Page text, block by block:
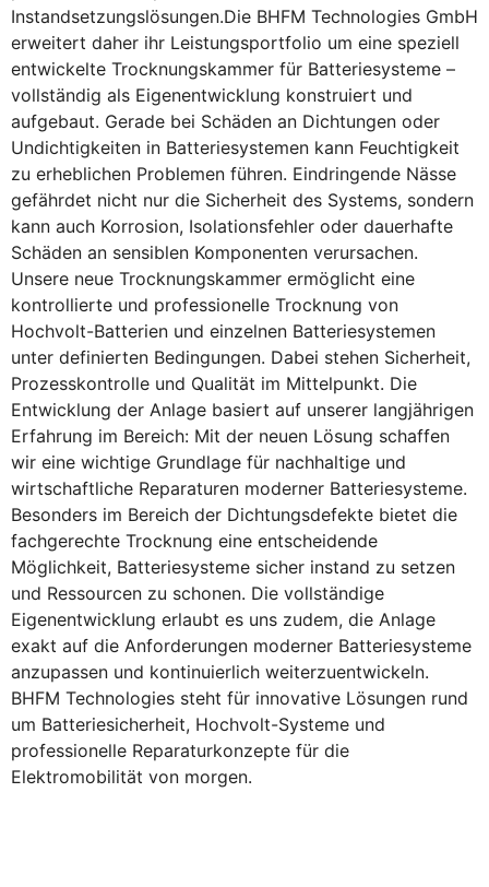
Instandsetzungslösungen.Die BHFM Technologies GmbH
erweitert daher ihr Leistungsportfolio um eine speziell
entwickelte Trocknungskammer für Batteriesysteme –
vollständig als Eigenentwicklung konstruiert und
aufgebaut. Gerade bei Schäden an Dichtungen oder
Undichtigkeiten in Batteriesystemen kann Feuchtigkeit
zu erheblichen Problemen führen. Eindringende Nässe
gefährdet nicht nur die Sicherheit des Systems, sondern
kann auch Korrosion, Isolationsfehler oder dauerhafte
Schäden an sensiblen Komponenten verursachen.
Unsere neue Trocknungskammer ermöglicht eine
kontrollierte und professionelle Trocknung von
Hochvolt-Batterien und einzelnen Batteriesystemen
unter definierten Bedingungen. Dabei stehen Sicherheit,
Prozesskontrolle und Qualität im Mittelpunkt. Die
Entwicklung der Anlage basiert auf unserer langjährigen
Erfahrung im Bereich: Mit der neuen Lösung schaffen
wir eine wichtige Grundlage für nachhaltige und
wirtschaftliche Reparaturen moderner Batteriesysteme.
Besonders im Bereich der Dichtungsdefekte bietet die
fachgerechte Trocknung eine entscheidende
Möglichkeit, Batteriesysteme sicher instand zu setzen
und Ressourcen zu schonen. Die vollständige
Eigenentwicklung erlaubt es uns zudem, die Anlage
exakt auf die Anforderungen moderner Batteriesysteme
anzupassen und kontinuierlich weiterzuentwickeln.
BHFM Technologies steht für innovative Lösungen rund
um Batteriesicherheit, Hochvolt-Systeme und
professionelle Reparaturkonzepte für die
Elektromobilität von morgen.